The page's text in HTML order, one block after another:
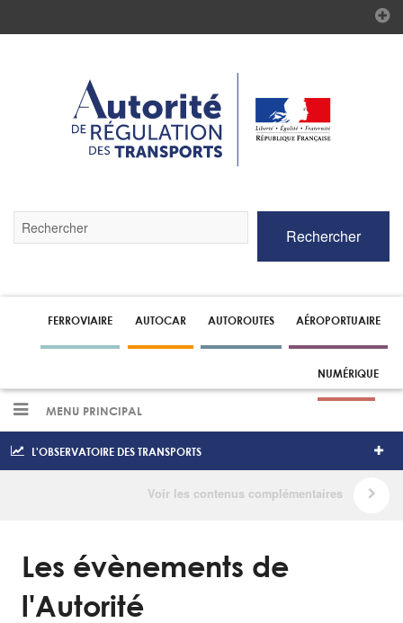
par
pour
recherche
Rechercher
FERROVIAIRE AUTOCAR AUTOROUTES AÉROPORTUAIRE
NUMÉRIQUE
MENU PRINCIPAL
L'OBSERVATOIRE DES TRANSPORTS
Les évènements de
l'Autorité